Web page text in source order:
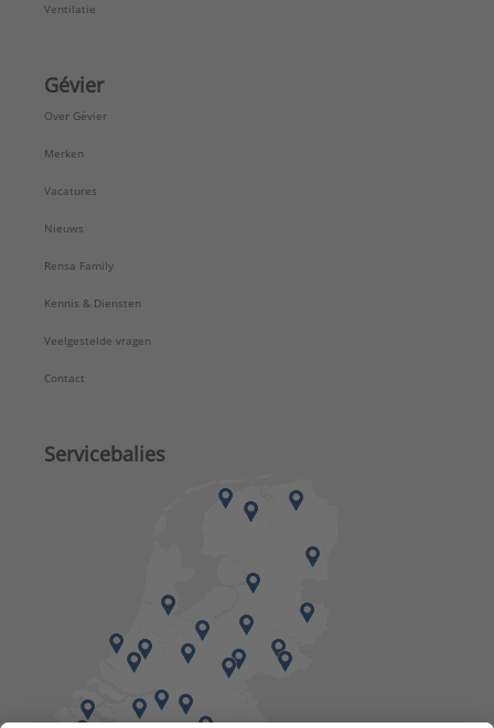
Ventilatie
Gévier
Over Gévier
Merken
Vacatures
Nieuws
Rensa Family
Kennis & Diensten
Veelgestelde vragen
Contact
Servicebalies